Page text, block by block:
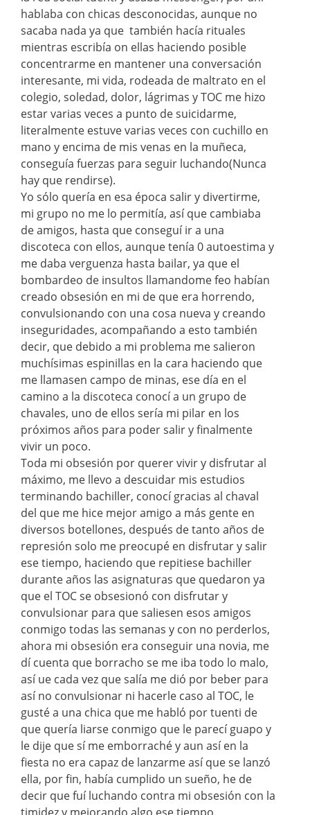
hablaba con chicas desconocidas, aunque no
sacaba nada ya que también hacía rituales
mientras escribía on ellas haciendo posible
concentrarme en mantener una conversación
interesante, mi vida, rodeada de maltrato en el
colegio, soledad, dolor, lágrimas y TOC me hizo
estar varias veces a punto de suicidarme,
literalmente estuve varias veces con cuchillo en
mano y encima de mis venas en la muñeca,
conseguía fuerzas para seguir luchando(Nunca
hay que rendirse).
Yo sólo quería en esa época salir y divertirme,
mi grupo no me lo permitía, así que cambiaba
de amigos, hasta que conseguí ir a una
discoteca con ellos, aunque tenía 0 autoestima y
me daba verguenza hasta bailar, ya que el
bombardeo de insultos llamandome feo habían
creado obsesión en mi de que era horrendo,
convulsionando con una cosa nueva y creando
inseguridades, acompañando a esto también
decir, que debido a mi problema me salieron
muchísimas espinillas en la cara haciendo que
me llamasen campo de minas, ese día en el
camino a la discoteca conocí a un grupo de
chavales, uno de ellos sería mi pilar en los
próximos años para poder salir y finalmente
vivir un poco.
Toda mi obsesión por querer vivir y disfrutar al
máximo, me llevo a descuidar mis estudios
terminando bachiller, conocí gracias al chaval
del que me hice mejor amigo a más gente en
diversos botellones, después de tanto años de
represión solo me preocupé en disfrutar y salir
ese tiempo, haciendo que repitiese bachiller
durante años las asignaturas que quedaron ya
que el TOC se obsesionó con disfrutar y
convulsionar para que saliesen esos amigos
conmigo todas las semanas y con no perderlos,
ahora mi obsesión era conseguir una novia, me
dí cuenta que borracho se me iba todo lo malo,
así ue cada vez que salía me dió por beber para
así no convulsionar ni hacerle caso al TOC, le
gusté a una chica que me habló por tuenti de
que quería liarse conmigo que le parecí guapo y
le dije que sí me emborraché y aun así en la
fiesta no era capaz de lanzarme así que se lanzó
ella, por fin, había cumplido un sueño, he de
decir que fuí luchando contra mi obsesión con la
timidez y mejorando algo ese tiempo.